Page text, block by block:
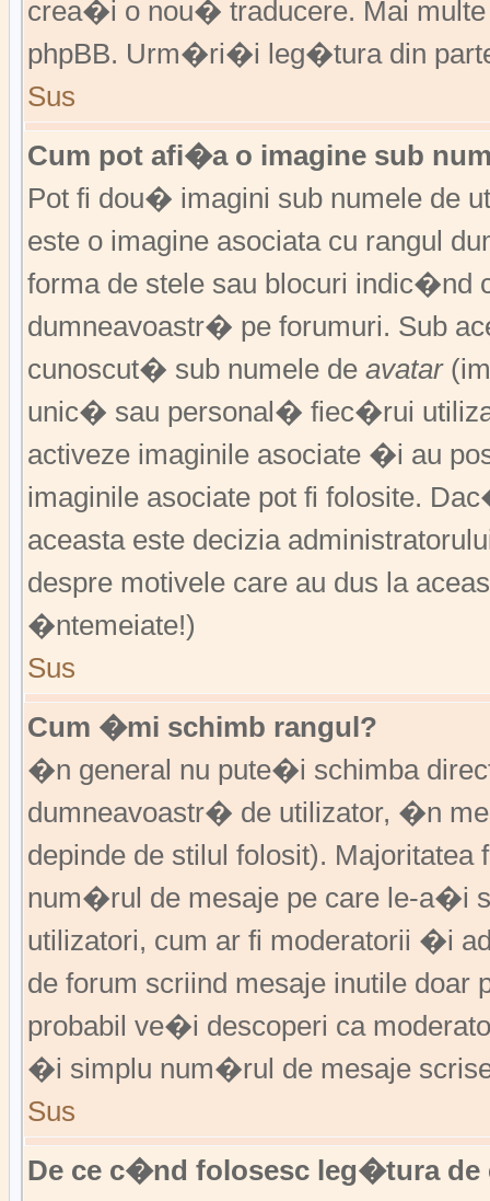
crea�i o nou� traducere. Mai
phpBB. Urm�ri�i leg�tura din
Sus
Cum pot afi�a o imagine sub
Pot fi dou� imagini sub numele de
este o imagine asociata cu rangul
forma de stele sau blocuri
dumneavoastr� pe forumuri. Sub
cunoscut� sub numele de avatar
unic� sau personal� fiec�rui
activeze imaginile asociate �i au
imaginile asociate pot fi folosite.
aceasta este decizia
despre motivele care au dus la
�ntemeiate!)
Sus
Cum �mi schimb rangul?
�n general nu pute�i schimba
dumneavoastr� de utilizator, �n
depinde de stilul folosit).
num�rul de mesaje pe care le-a�i
utilizatori, cum ar fi moderatorii �i
de forum scriind mesaje inutile
probabil ve�i descoperi ca
�i simplu num�rul de mesaje
Sus
De ce c�nd folosesc leg�tura